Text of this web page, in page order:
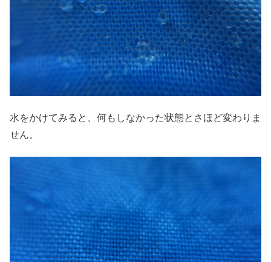
水をかけてみると、何もしなかった状態とさほど変わりま
せん。